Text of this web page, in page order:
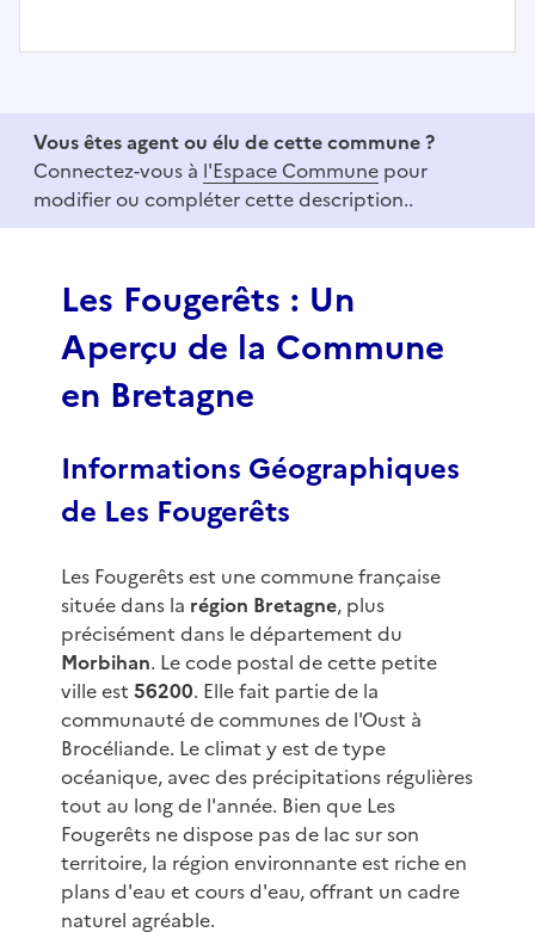
f
Vous êtes agent ou élu de cette commune ?
Connectez-vous à l'Espace Commune pour
modifier ou compléter cette description..
Les Fougerêts : Un
Aperçu de la Commune
en Bretagne
Informations Géographiques
de Les Fougerêts
Les Fougerêts est une commune française
située dans la région Bretagne, plus
précisément dans le département du
Morbihan. Le code postal de cette petite
ville est 56200. Elle fait partie de la
communauté de communes de l'Oust à
Brocéliande. Le climat y est de type
océanique, avec des précipitations régulières
tout au long de l'année. Bien que Les
Fougerêts ne dispose pas de lac sur son
territoire, la région environnante est riche en
plans d'eau et cours d'eau, offrant un cadre
naturel agréable.